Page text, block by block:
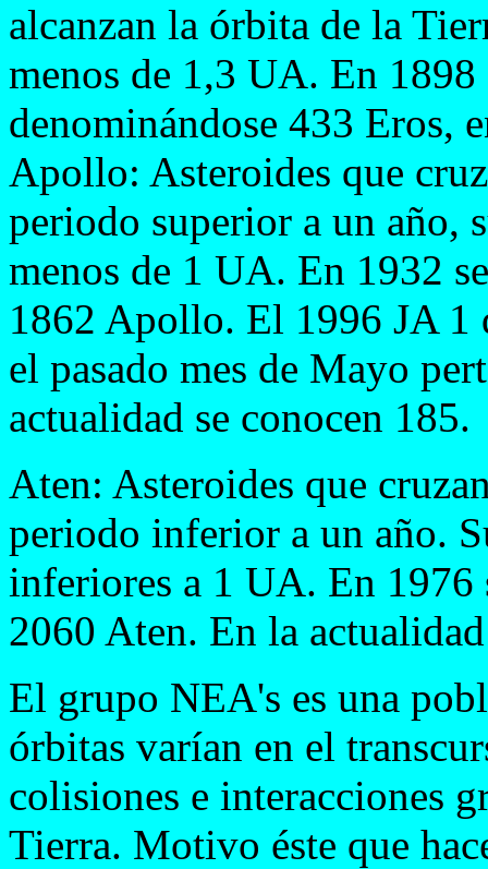
alcanzan la órbita de la
menos de 1,3 UA. En
denominándose 433 Eros,
Apollo: Asteroides que
periodo superior a un año,
menos de 1 UA. En 1932
1862 Apollo. El 1996 JA 1
el pasado mes de Mayo
actualidad se conocen 185.
Aten: Asteroides que
periodo inferior a un año.
inferiores a 1 UA. En 1976
2060 Aten. En la
El grupo NEA's es una
órbitas varían en el
colisiones e interacciones
Tierra. Motivo éste que